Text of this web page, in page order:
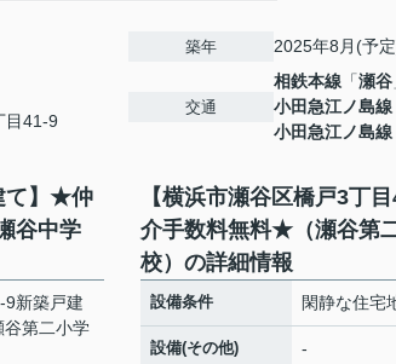
目41-9
築年 2025年8月(予
交通
相鉄本線 「瀬谷
小田急江ノ島線
小田急江ノ島線
て】★仲
谷中学
9新築戸建
第二小学
【横浜市瀬谷区橋戸3丁
介手数料無料★（瀬谷第
校）の詳細情報
設備条件 閑静な住宅
設備(その他) -